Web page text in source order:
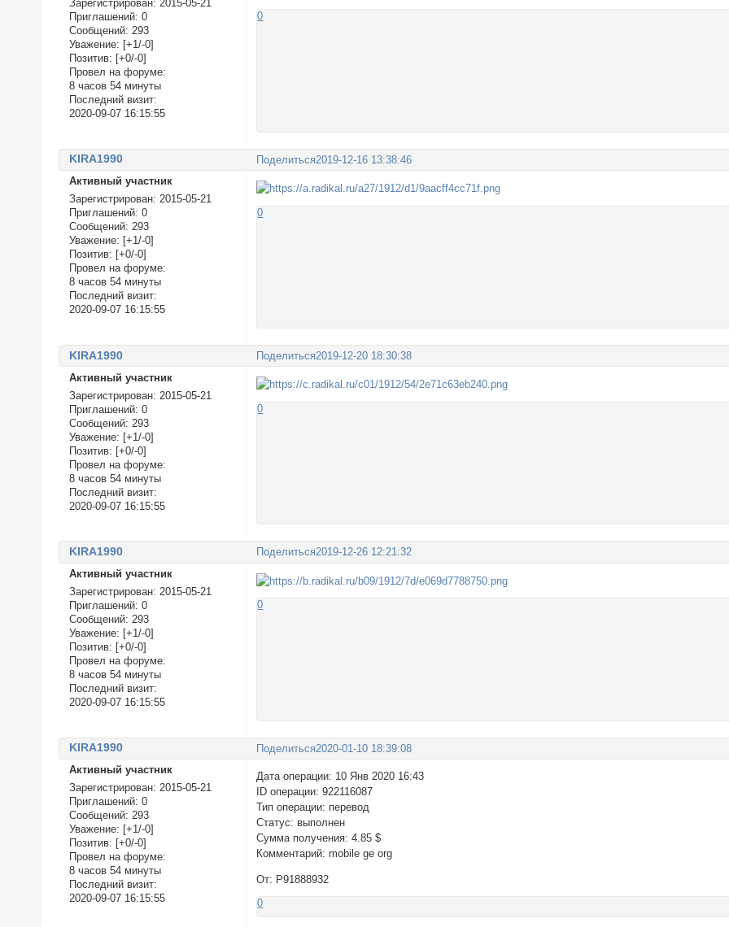
Зарегистрирован: 2015-05-21
Приглашений: 0
Сообщений: 293
Уважение: [+1/-0]
Позитив: [+0/-0]
Провел на форуме:
8 часов 54 минуты
Последний визит:
2020-09-07 16:15:55
0
Поделиться2019-12-16 13:38:46
KIRA1990
Активный участник
Зарегистрирован: 2015-05-21
Приглашений: 0
Сообщений: 293
Уважение: [+1/-0]
Позитив: [+0/-0]
Провел на форуме:
8 часов 54 минуты
Последний визит:
2020-09-07 16:15:55
0
Поделиться2019-12-20 18:30:38
KIRA1990
Активный участник
Зарегистрирован: 2015-05-21
Приглашений: 0
Сообщений: 293
Уважение: [+1/-0]
Позитив: [+0/-0]
Провел на форуме:
8 часов 54 минуты
Последний визит:
2020-09-07 16:15:55
0
Поделиться2019-12-26 12:21:32
KIRA1990
Активный участник
Зарегистрирован: 2015-05-21
Приглашений: 0
Сообщений: 293
Уважение: [+1/-0]
Позитив: [+0/-0]
Провел на форуме:
8 часов 54 минуты
Последний визит:
2020-09-07 16:15:55
0
Поделиться2020-01-10 18:39:08
KIRA1990
Активный участник
Зарегистрирован: 2015-05-21
Приглашений: 0
Сообщений: 293
Уважение: [+1/-0]
Позитив: [+0/-0]
Провел на форуме:
8 часов 54 минуты
Последний визит:
2020-09-07 16:15:55
Дата операции: 10 Янв 2020 16:43
ID операции: 922116087
Тип операции: перевод
Статус: выполнен
Сумма получения: 4.85 $
Комментарий: mobile ge org
От: P91888932
0